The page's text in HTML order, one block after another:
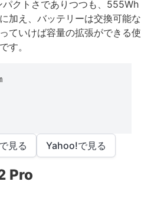
クトさでありつつも、555Wh
加え、バッテリーは交換可能な
ていけば容量の拡張ができる使
す。
見る Yahoo!で見る
Pro